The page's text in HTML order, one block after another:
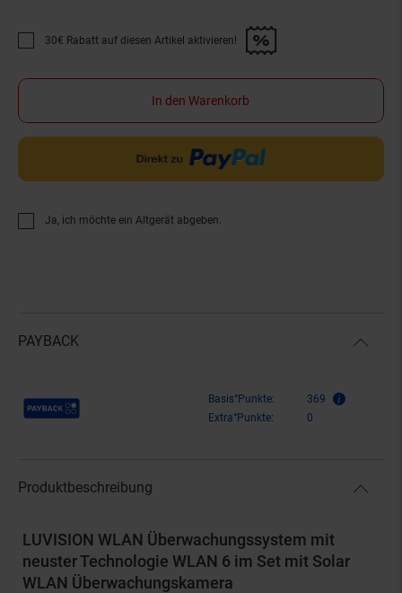
Promotion "30€ Rabatt auf diesen Artikel aktivieren!" anwenden
30€ Rabatt auf diesen Artikel aktivieren!
In den Warenkorb
Ja, ich möchte ein Altgerät abgeben.
PAYBACK
Payback Punkte Basis°Punkte:
369
Extra°Punkte:
0
Produktbeschreibung
LUVISION WLAN Überwachungssystem mit
neuster Technologie WLAN 6 im Set mit Solar
WLAN Überwachungskamera